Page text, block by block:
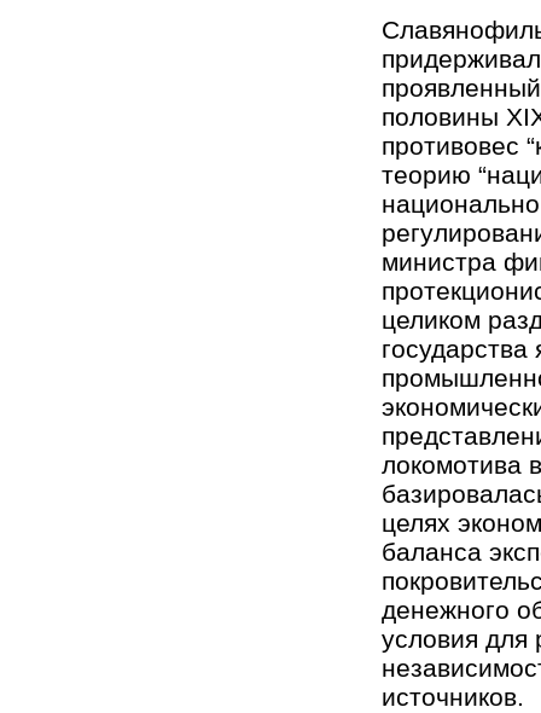
половины
противовес
теорию
министра
целиком
локомотива
целях
баланса
денежного
условия для
источников.